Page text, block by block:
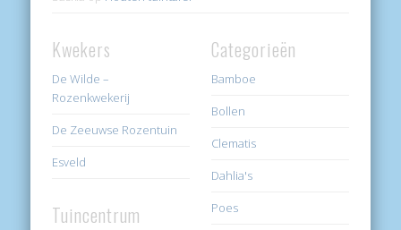
Kwekers
De Wilde –
Rozenkwekerij
De Zeeuwse Rozentuin
Esveld
Tuincentrum
Categorieën
Bamboe
Bollen
Clematis
Dahlia's
Poes